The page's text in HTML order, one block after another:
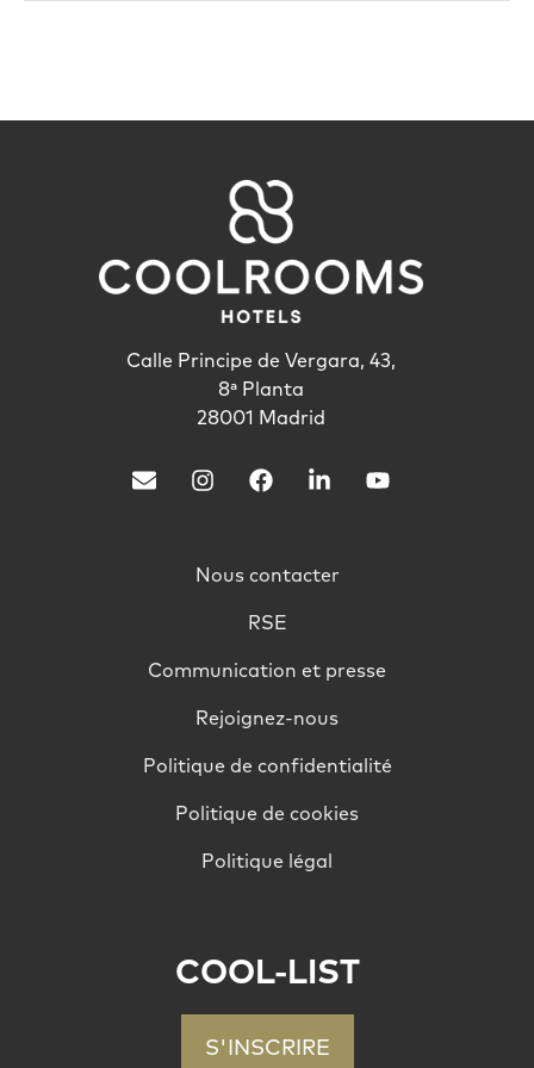
Calle Principe de Vergara, 43,
8ª Planta
28001 Madrid
Nous contacter
RSE
Communication et presse
Rejoignez-nous
Politique de confidentialité
Politique de cookies
Politique légal
COOL-LIST
S'INSCRIRE